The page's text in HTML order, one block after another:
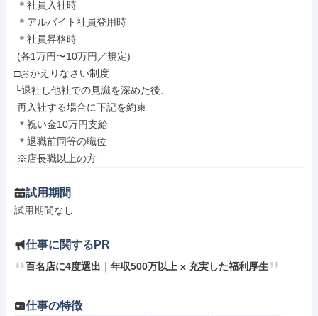
□おかえりなさい制度
└退社し他社での見識を深めた後、
※店長職以上の方
試用期間
試用期間なし
仕事に関するPR
百名店に4度選出｜年収500万以上 x 充実した福利厚生
仕事の特徴